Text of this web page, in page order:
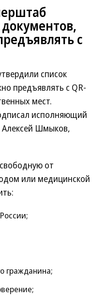
с
список
предъявлять с QR-
мест.
исполняющий
Алексей Шмыков,
от
или медицинской
гражданина;